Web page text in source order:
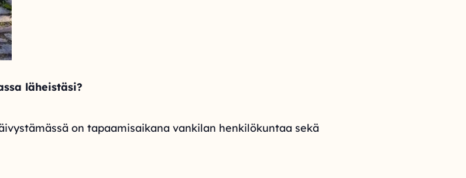
läheistäsi?
on tapaamisaikana vankilan henkilökuntaa sekä